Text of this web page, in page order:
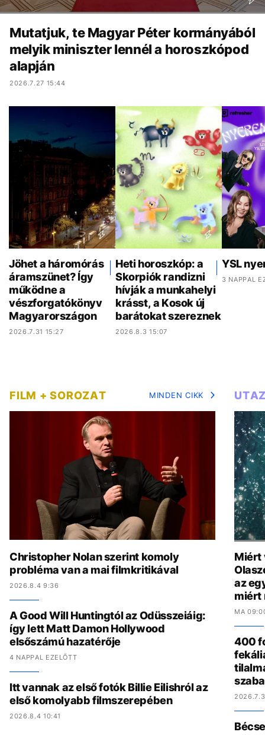
Mutatjuk, te Magyar Péter kormányából
melyik miniszter lennél a horoszkópod
alapján
2026.7.27 15:44
Jöhet a háromórás
áramszünet? Így
működne a
vészforgatókönyv
Magyarországon
2026.7.31 15:27
Heti horoszkóp: a
Skorpiók randizni
hívják a munkahelyi
krásst, a Kosok új
barátokat szereznek
2026.8.3 15:07
YSL
3 NAPPAL
FILM + SOROZAT MINDEN CIKK
Christopher Nolan szerint komoly
probléma van a mai filmkritikával
2026.8.4 9:36
A Good Will Huntingtól az Odüsszeiáig:
így lett Matt Damon Hollywood
elsőszámú hazatérője
4 NAPPAL EZELŐTT
Itt vannak az első fotók Billie Eilishról az
első komolyabb filmszerepében
2026.8.4 10:41
Miért
az
miért
MA
400